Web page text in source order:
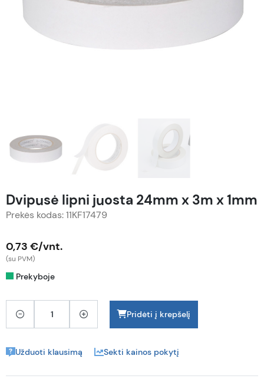
Dvipusė lipni juosta 24mm x 3m x 1mm
Prekės kodas: 11KF17479
0,73 €/vnt.
(su PVM)
Prekyboje
Pridėti į krepšelį
Užduoti klausimą Sekti kainos pokytį